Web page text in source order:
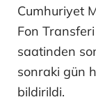
Cumhuriyet
Fon
saatinden
sonraki gün
bildirildi.